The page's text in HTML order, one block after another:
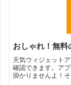
おしゃれ！無料
天気ウィジェット
確認できます。ア
掛かりませんよ！